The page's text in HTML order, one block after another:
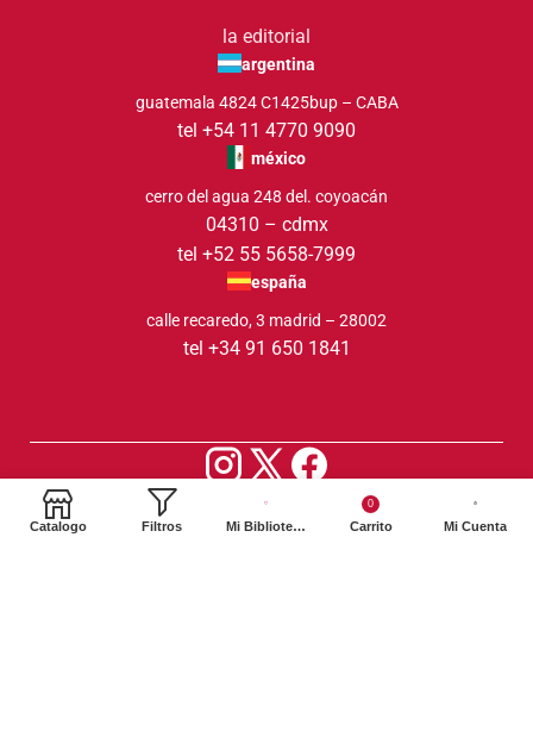
la editorial
argentina
guatemala 4824 C1425bup – CABA
tel +54 11 4770 9090
méxico
cerro del agua 248 del. coyoacán
04310 – cdmx
tel +52 55 5658-7999
españa
calle recaredo, 3 madrid – 28002
tel +34 91 650 1841
2024. Siglo XXI Editores Argentina ©️. Todos los derechos
reservados
Catalogo Filtros Mi Biblioteca
0
Carrito Mi Cuenta